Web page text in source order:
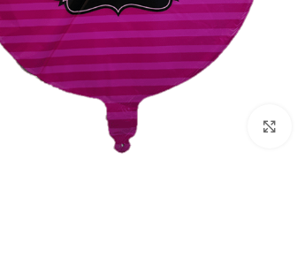
برای بزرگنمایی کلیک کنید